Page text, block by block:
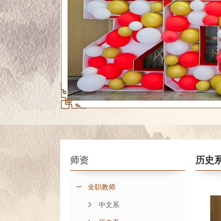
师资
全职教师
中文系
历史